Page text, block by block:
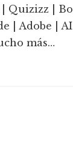
Quizizz |
| Adobe |
más…